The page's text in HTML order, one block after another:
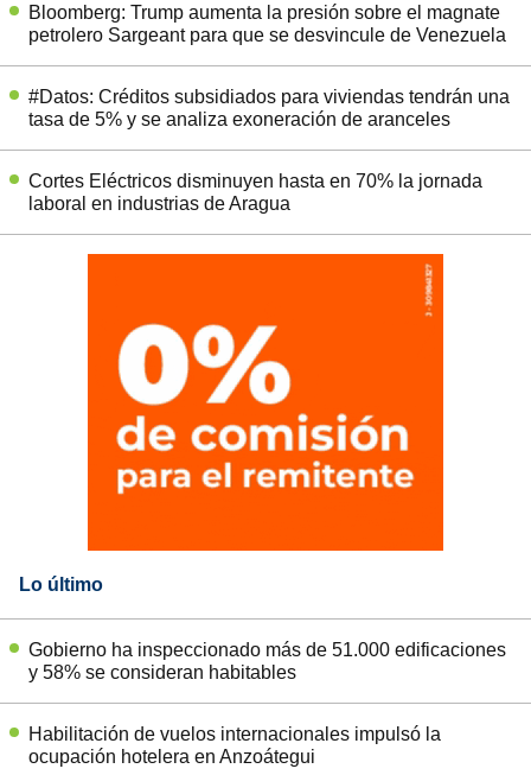
Bloomberg: Trump aumenta la presión sobre el magnate
petrolero Sargeant para que se desvincule de Venezuela
#Datos: Créditos subsidiados para viviendas tendrán una
tasa de 5% y se analiza exoneración de aranceles
Cortes Eléctricos disminuyen hasta en 70% la jornada
laboral en industrias de Aragua
Lo último
Gobierno ha inspeccionado más de 51.000 edificaciones
y 58% se consideran habitables
Habilitación de vuelos internacionales impulsó la
ocupación hotelera en Anzoátegui